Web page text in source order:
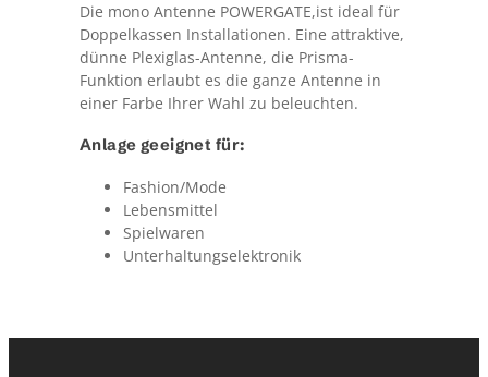
Die mono Antenne POWERGATE,ist ideal für
Doppelkassen Installationen. Eine attraktive,
dünne Plexiglas-Antenne, die Prisma-
Funktion erlaubt es die ganze Antenne in
einer Farbe Ihrer Wahl zu beleuchten.
Anlage geeignet für:
Fashion/Mode
Lebensmittel
Spielwaren
Unterhaltungselektronik